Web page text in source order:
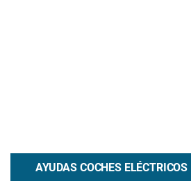
AYUDAS COCHES ELÉCTRICOS